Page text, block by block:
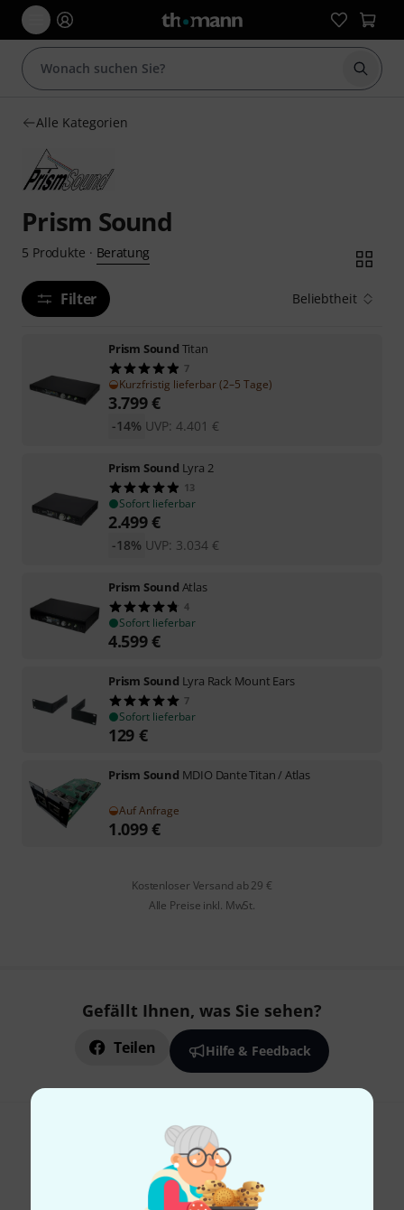
Suche
Alle Kategorien
Prism Sound
5 Produkte · Beratung
Filter Beliebtheit
Prism Sound Titan
7
Kurzfristig lieferbar (2–5 Tage)
3.799€
UVP: 4.401 €
-14%
Prism Sound Lyra 2
13
Sofort lieferbar
2.499€
UVP: 3.034 €
-18%
Prism Sound Atlas
4
Sofort lieferbar
4.599€
Prism Sound Lyra Rack Mount Ears
7
Sofort lieferbar
129 €
Prism Sound MDIO Dante Titan / Atlas
Auf Anfrage
1.099€
Kostenloser Versand ab 29 €
Alle Preise inkl. MwSt.
Gefällt Ihnen, was Sie sehen?
Teilen Hilfe & Feedback